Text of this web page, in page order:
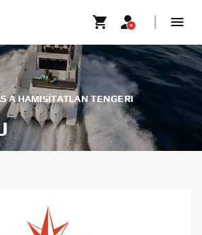
A HAMISÍTATLAN TENGERI